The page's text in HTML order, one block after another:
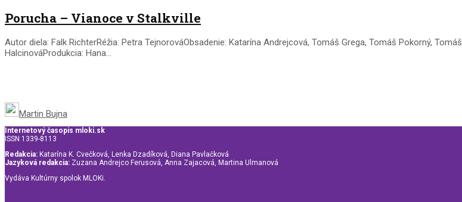
Porucha – Vianoce v Stalkville
Autor diela: Falk RichterRéžia: Petra TejnorováObsadenie: Katarína Andrejcová, Tomáš Grega, Tomáš Pokorný,
HalcinováProdukcia: Hana...
Martin Bujna
Internetový časopis mloki.sk
ISSN 1339-8113
Redakcia: Katarína K. Cvečková, Lenka Dzadíková, Diana Pavlačková
Jazyková redakcia: Zuzana Andrejco Ferusová, Anna Zajacová, Martina Ulmanová
Vydáva Kultúrny spolok MLOKi.